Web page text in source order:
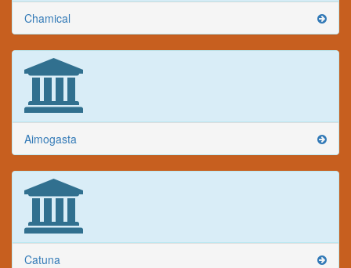
Chamical
Aimogasta
Catuna